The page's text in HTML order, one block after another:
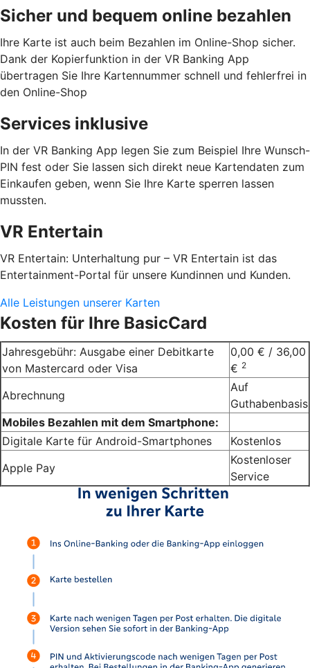
Sicher und bequem online bezahlen
Ihre Karte ist auch beim Bezahlen im Online-Shop sicher.
Dank der Kopierfunktion in der VR Banking App
übertragen Sie Ihre Kartennummer schnell und fehlerfrei in
den Online-Shop
Services inklusive
In der VR Banking App legen Sie zum Beispiel Ihre Wunsch-
PIN fest oder Sie lassen sich direkt neue Kartendaten zum
Einkaufen geben, wenn Sie Ihre Karte sperren lassen
mussten.
VR Entertain
VR Entertain: Unterhaltung pur – VR Entertain ist das
Entertainment-Portal für unsere Kundinnen und Kunden.
Alle Leistungen unserer Karten
Kosten für Ihre BasicCard
Jahresgebühr: Ausgabe einer Debitkarte
von Mastercard oder Visa
0,00 € / 36,00
€ 2
Abrechnung
Auf
Guthabenbasis
Mobiles Bezahlen mit dem Smartphone:
Digitale Karte für Android-Smartphones
Kostenlos
Apple Pay
Kostenloser
Service